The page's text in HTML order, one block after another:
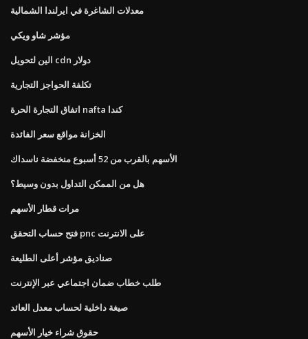
معدلات الشاغرة في ايرلندا الشمالية
مؤشر شاو ويكي
الين لتحويل cdn دولار
تكلفة الحواجز التجارية
اتفاق التجارة الحرة nafta كندا
الخزانة مواقع سعر الفائدة
الأسهم بالقرب من 52 أسبوع منخفضة ناسداك
هل من الممكن التداول بدون وسيط؟
مرات قطار الأسهم
فتح حساب التحقق pnc على الانترنت
صناديق مؤشر أعلى الطليعة
طلب خطاب ضمان اجتماعي عبر الإنترنت
صيغة داخلية لحساب معدل العائد
حقوق شراء خيار الأسهم